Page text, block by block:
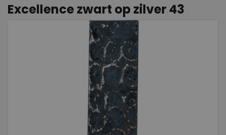
Excellence zwart op zilver 43